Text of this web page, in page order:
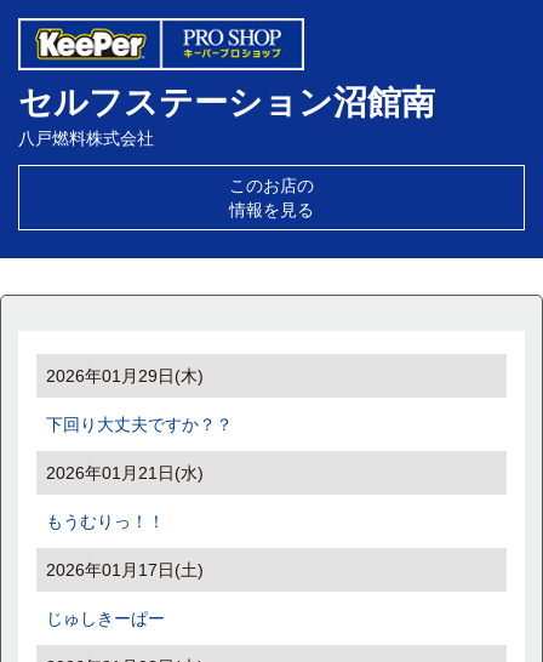
セルフステーション沼館南
八戸燃料株式会社
このお店の
情報を見る
2026年01月29日(木)
下回り大丈夫ですか？？
2026年01月21日(水)
もうむりっ！！
2026年01月17日(土)
じゅしきーぱー